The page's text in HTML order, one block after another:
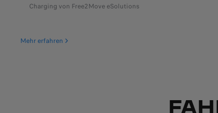
Charging von Free2Move eSolutions
Mehr erfahren